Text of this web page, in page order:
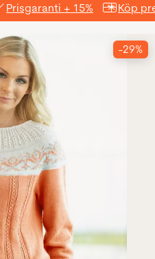
Prisgaranti + 15% Köp
-29%